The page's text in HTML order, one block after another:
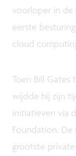
voorloper in de
eerste
cloud
Toen Bill Gates
wijdde hij zijn
initiatieven via
Foundation. De
grootste